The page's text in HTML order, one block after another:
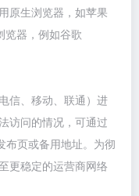
原生浏览器，如苹果
览器，例如谷歌
信、移动、联通）进
访问的情况，可通过
布页或备用地址。为彻
更稳定的运营商网络